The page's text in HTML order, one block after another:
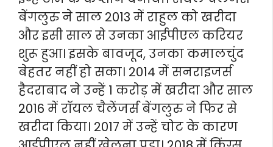
बेंगलुरु ने साल 2013 में राहुल को खरीदा
और इसी साल से उनका आईपीएल करियर
शुरू हुआ। इसके बावजूद, उनका कमालचुंद
बेहतर नहीं हो सका। 2014 में सनराइजर्स
हैदराबाद ने उन्हें 1 करोड़ में खरीदा और साल
2016 में रॉयल चैलेंजर्स बेंगलुरु ने फिर से
खरीदा किया। 2017 में उन्हें चोट के कारण